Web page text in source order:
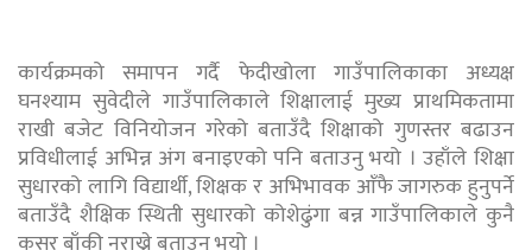
कार्यक्रमको समापन गर्दै फेदीखोला गाउँपालिकाका अध्यक्ष
घनश्याम सुवेदीले गाउँपालिकाले शिक्षालाई मुख्य प्राथमिकतामा
राखी बजेट विनियोजन गरेको बताउँदै शिक्षाको गुणस्तर बढाउन
प्रविधीलाई अभिन्न अंग बनाइएको पनि बताउनु भयो । उहाँले शिक्षा
सुधारको लागि विद्यार्थी, शिक्षक र अभिभावक आँफै जागरुक हुनुपर्ने
बताउँदै शैक्षिक स्थिती सुधारको कोशेढुंगा बन्न गाउँपालिकाले कुनै